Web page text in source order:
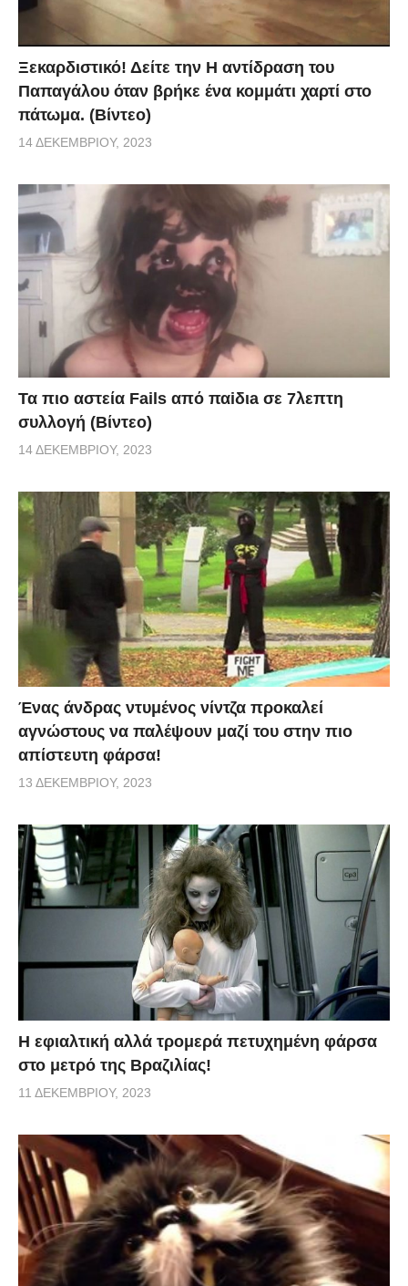
Ξεκαρδιστικό! Δείτε την Η αντίδραση του
Παπαγάλου όταν βρήκε ένα κομμάτι χαρτί στο
πάτωμα. (Βίντεο)
14 ΔΕΚΕΜΒΡΊΟΥ, 2023
Τα πιο αστεία Fails από παiδιa σε 7λεπτη
συλλογή (Βίντεο)
14 ΔΕΚΕΜΒΡΊΟΥ, 2023
Ένας άνδρας ντυμένος νίντζα προκαλεί
αγνώστους να παλέψουν μαζί του στην πιο
απίστευτη φάρσα!
13 ΔΕΚΕΜΒΡΊΟΥ, 2023
H εφιαλτική αλλά τρομερά πετυχημένη φάρσα
στο μετρό της Βραζιλίας!
11 ΔΕΚΕΜΒΡΊΟΥ, 2023